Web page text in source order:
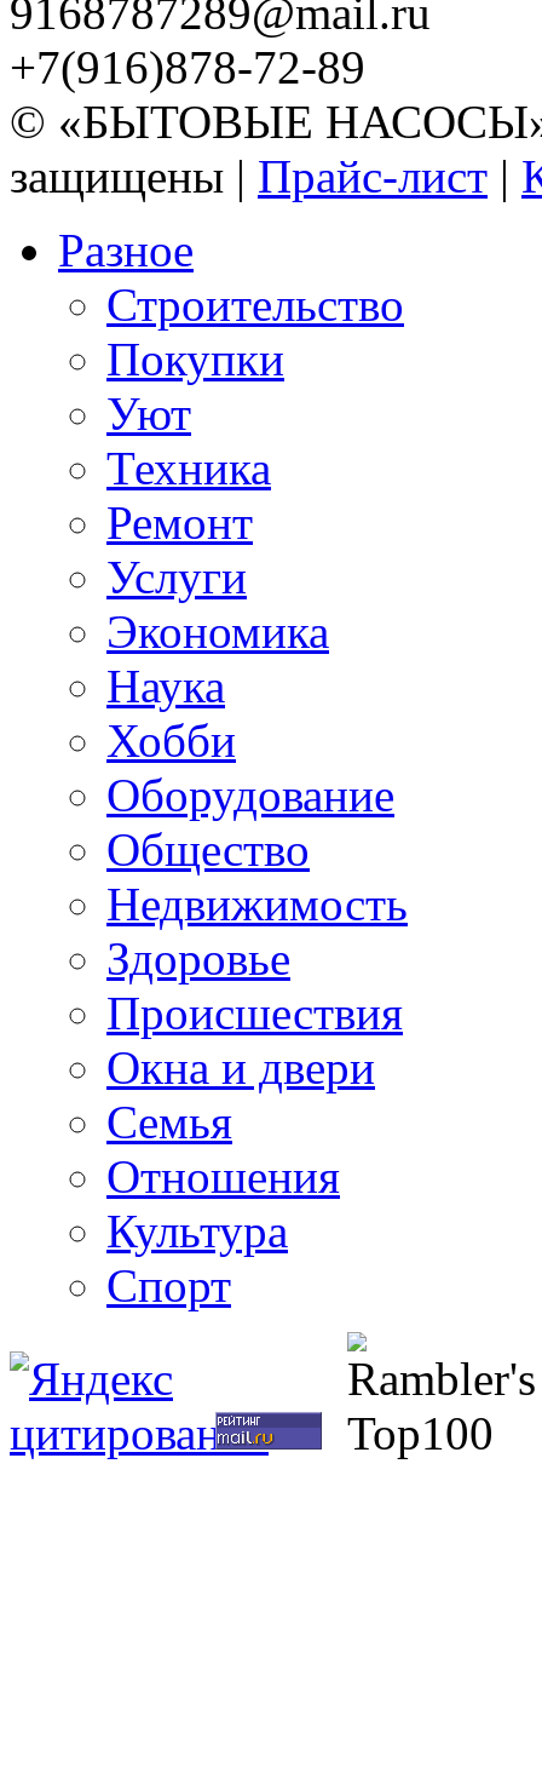
9168787289@mail.ru
+7(916)878-72-89
© «БЫТОВЫЕ НАСОСЫ»
защищены | Прайс-лист |
Разное
Строительство
Покупки
Уют
Техника
Ремонт
Услуги
Экономика
Наука
Хобби
Оборудование
Общество
Недвижимость
Здоровье
Происшествия
Окна и двери
Семья
Отношения
Культура
Спорт